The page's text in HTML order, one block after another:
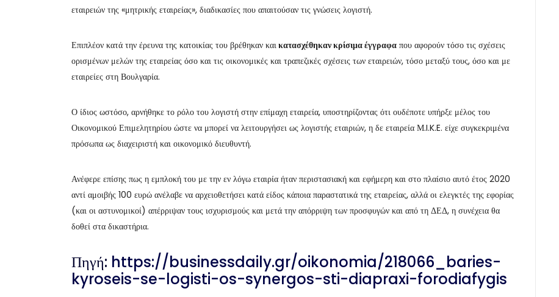
εταιρειών της «μητρικής εταιρείας», διαδικασίες που απαιτούσαν τις γνώσεις λογιστή.
Επιπλέον κατά την έρευνα της κατοικίας του βρέθηκαν καικατασχέθηκαν κρίσιμα έγγραφα που αφορούν τόσο τις σχέσεις
ορισμένων μελών της εταιρείας όσο και τις οικονομικές και τραπεζικές σχέσεις των εταιρειών, τόσο μεταξύ τους, όσο και με
εταιρείες στη Βουλγαρία.
Ο ίδιος ωστόσο, αρνήθηκε το ρόλο του λογιστή στην επίμαχη εταιρεία, υποστηρίζοντας ότι ουδέποτε υπήρξε μέλος του
Οικονομικού Επιμελητηρίου ώστε να μπορεί να λειτουργήσει ως λογιστής εταιριών, η δε εταιρεία Μ.I.K.E. είχε συγκεκριμένα
πρόσωπα ως διαχειριστή και οικονομικό διευθυντή.
Ανέφερε επίσης πως η εμπλοκή του με την εν λόγω εταιρία ήταν περιστασιακή και εφήμερη και στο πλαίσιο αυτό έτος 2020
αντί αμοιβής 100 ευρώ ανέλαβε να αρχειοθετήσει κατά είδος κάποια παραστατικά της εταιρείας, αλλά οι ελεγκτές της εφορίας
(και οι αστυνομικοί) απέρριψαν τους ισχυρισμούς και μετά την απόρριψη των προσφυγών και από τη ΔΕΔ, η συνέχεια θα
δοθεί στα δικαστήρια.
Πηγή: https://businessdaily.gr/oikonomia/218066_baries-
kyroseis-se-logisti-os-synergos-sti-diapraxi-forodiafygis